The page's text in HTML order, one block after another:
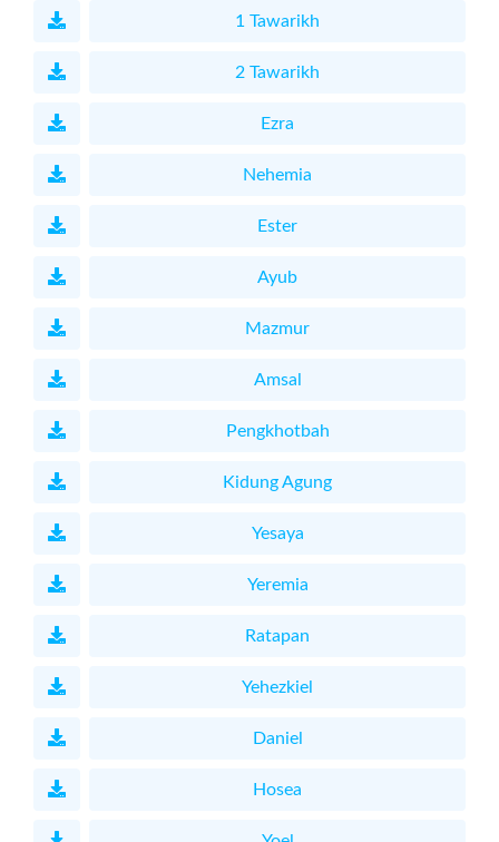
1 Tawarikh
2 Tawarikh
Ezra
Nehemia
Ester
Ayub
Mazmur
Amsal
Pengkhotbah
Kidung Agung
Yesaya
Yeremia
Ratapan
Yehezkiel
Daniel
Hosea